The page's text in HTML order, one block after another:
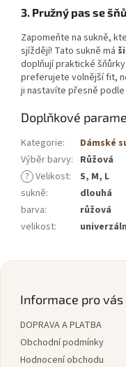
3. Pružný pas se
Zapomeňte na sukně,
sjíždějí! Tato sukně má
doplňují praktické
preferujete volnější fit,
ji nastavíte přesně
Doplňkové
Kategorie:
Dámské
Výběr barvy: Růžová
? Velikost:
S, M, L
sukně:
dlouhá
barva:
růžová
velikost:
Z
Informace pro vás
DOPRAVA A PLATBA
Obchodní podmínky
Hodnocení obchodu